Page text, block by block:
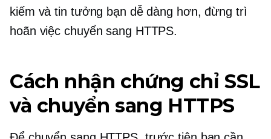
kiếm và tin tưởng bạn dễ dàng hơn, đừng trì
hoãn việc chuyển sang HTTPS.
Cách nhận chứng chỉ SSL
và chuyển sang HTTPS